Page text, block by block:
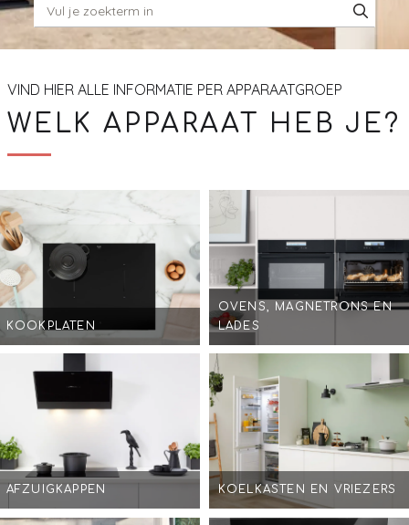
VIND HIER ALLE INFORMATIE PER APPARAATGROEP
WELK APPARAAT HEB JE?
KOOKPLATEN
OVENS, MAGNETRONS EN
LADES
AFZUIGKAPPEN KOELKASTEN EN VRIEZERS